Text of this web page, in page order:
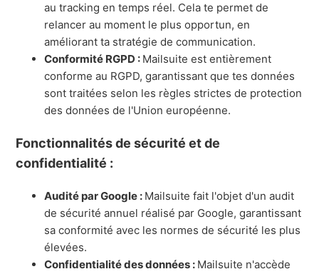
au tracking en temps réel. Cela te permet de
relancer au moment le plus opportun, en
améliorant ta stratégie de communication.
Conformité RGPD : Mailsuite est entièrement
conforme au RGPD, garantissant que tes données
sont traitées selon les règles strictes de protection
des données de l'Union européenne.
Fonctionnalités de sécurité et de
confidentialité :
Audité par Google : Mailsuite fait l'objet d'un audit
de sécurité annuel réalisé par Google, garantissant
sa conformité avec les normes de sécurité les plus
élevées.
Confidentialité des données : Mailsuite n'accède